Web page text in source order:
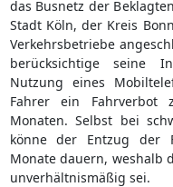
das Busnetz der
Stadt Köln, der Kreis
Verkehrsbetriebe
berücksichtige seine
Nutzung eines
Fahrer ein Fahrverbot
Monaten. Selbst bei
könne der Entzug der
Monate dauern, weshalb
unverhältnismäßig sei.